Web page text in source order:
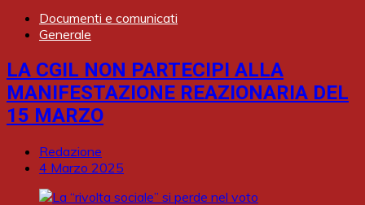
Documenti e comunicati
Generale
LA CGIL NON PARTECIPI ALLA
MANIFESTAZIONE REAZIONARIA DEL
15 MARZO
Redazione
4 Marzo 2025